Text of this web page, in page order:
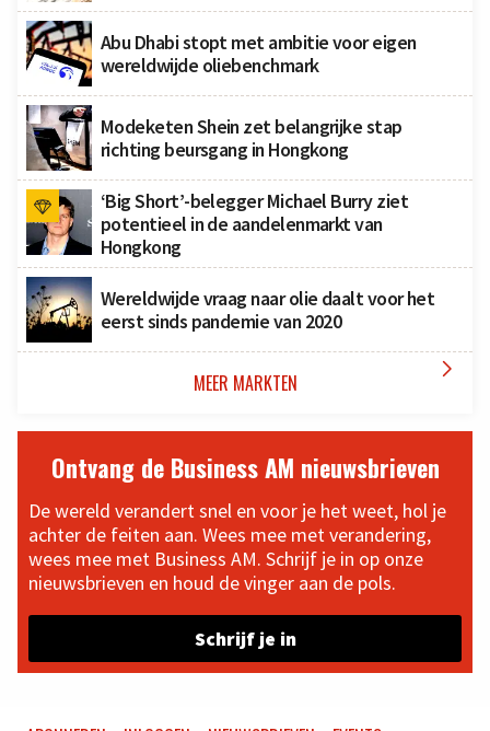
Abu Dhabi stopt met ambitie voor eigen
wereldwijde oliebenchmark
Modeketen Shein zet belangrijke stap
richting beursgang in Hongkong
‘Big Short’-belegger Michael Burry ziet
potentieel in de aandelenmarkt van
Hongkong
Wereldwijde vraag naar olie daalt voor het
eerst sinds pandemie van 2020
MEER MARKTEN 
Ontvang de Business AM nieuwsbrieven
De wereld verandert snel en voor je het weet, hol je
achter de feiten aan. Wees mee met verandering,
wees mee met Business AM. Schrijf je in op onze
nieuwsbrieven en houd de vinger aan de pols.
Schrijf je in